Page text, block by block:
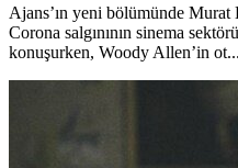
Ajans’ın yeni bölümünde
Corona salgınının sinema
konuşurken, Woody Allen’in ot...